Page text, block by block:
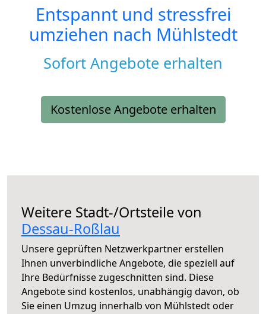
Entspannt und stressfrei
umziehen nach Mühlstedt
Sofort Angebote erhalten
Kostenlose Angebote erhalten
Weitere Stadt-/Ortsteile von
Dessau-Roßlau
Unsere geprüften Netzwerkpartner erstellen
Ihnen unverbindliche Angebote, die speziell auf
Ihre Bedürfnisse zugeschnitten sind. Diese
Angebote sind kostenlos, unabhängig davon, ob
Sie einen Umzug innerhalb von Mühlstedt oder